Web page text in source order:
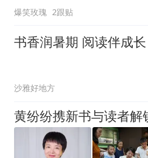
爆笑玫瑰 2跟贴
书香润暑期 阅读伴成长
沙雅好地方